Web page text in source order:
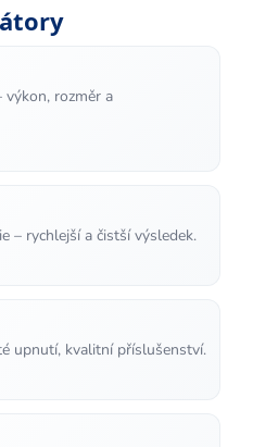
á
d
c
y
s
výkon, rozměr a
– rychlejší a čistší výsledek.
upnutí, kvalitní příslušenství.